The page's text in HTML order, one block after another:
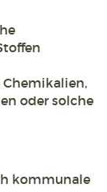
Chemikalien,
oder solche
kommunale